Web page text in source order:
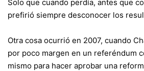
Solo que cuando perdía, antes que
prefirió siempre desconocer los
Otra cosa ocurrió en 2007, cuando
por poco margen en un referéndum
mismo para hacer aprobar una